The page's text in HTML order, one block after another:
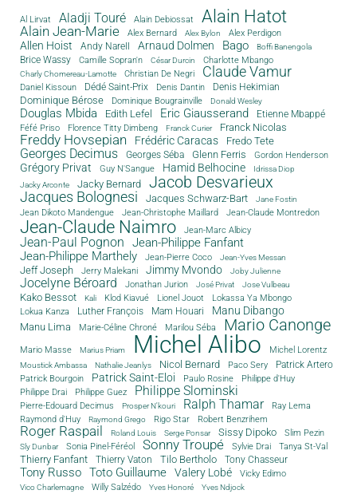
Al Lirvat Aladji Touré Alain Debiossat Alain Hatot
Alain Jean-Marie Alex Bernard Alex Bylon Alex Perdigon
Allen Hoist Andy Narell Arnaud Dolmen Bago Boffi Banengola
Brice Wassy Camille Sopran'n César Durcin Charlotte Mbango
Charly Chomereau-Lamotte Christian De Negri Claude Vamur
Daniel Kissoun Dédé Saint-Prix Denis Dantin Denis Hekimian
Dominique Bérose Dominique Bougrainville Donald Wesley
Douglas Mbida Edith Lefel Eric Giausserand Etienne Mbappé
Féfé Priso Florence Titty Dimbeng Franck Curier Franck Nicolas
Freddy Hovsepian Frédéric Caracas Fredo Tete
Georges Decimus Georges Séba Glenn Ferris Gordon Henderson
Grégory Privat Guy N'Sangue Hamid Belhocine
Idrissa Diop
Jacky Arconte
Jacky Bernard Jacob Desvarieux
Jacques Bolognesi Jacques Schwarz-Bart Jane Fostin
Jean Dikoto Mandengue Jean-Christophe Maillard Jean-Claude Montredon
Jean-Claude Naimro Jean-Marc Albicy
Jean-Paul Pognon
Jean-Philippe Fanfant
Jean-Philippe Marthely
Jean-Pierre Coco Jean-Yves Messan
Jeff Joseph Jerry Malekani Jimmy Mvondo Joby Julienne
Jocelyne Béroard Jonathan Jurion José Privat Jose Vulbeau
Kako Bessot Kali Klod Kiavué Lionel Jouot
Lokassa Ya Mbongo
Lokua Kanza
Luther François Mam Houari Manu Dibango
Manu Lima Marie-Céline Chroné Marilou Séba Mario Canonge
Mario Masse Marius Priam Michel Alibo Michel Lorentz
Moustick Ambassa Nathalie Jeanlys Nicol Bernard Paco Sery
Patrick Artero
Patrick Bourgoin
Patrick Saint-Eloi Paulo Rosine
Philippe d'Huy
Philippe Drai
Philippe Guez Philippe Slominski
Pierre-Edouard Decimus Prosper N'kouri Ralph Thamar
Ray Lema
Raymond d'Huy
Raymond Grego Rigo Star Robert Benzrihem
Roger Raspail Roland Louis Serge Ponsar Sissy Dipoko Slim Pezin
Sly Dunbar Sonia Pinel-Féréol Sonny Troupé Sylvie Drai Tanya St-Val
Thierry Fanfant Thierry Vaton Tilo Bertholo Tony Chasseur
Tony Russo Toto Guillaume Valery Lobé Vicky Edimo
Vico Charlemagne Willy Salzédo Yves Honoré Yves Ndjock